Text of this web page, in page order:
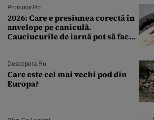
Promotor.ro
2026: Care e presiunea corectă în
anvelope pe caniculă.
Cauciucurile de iarnă pot să facă
Descopera.ro
Care este cel mai vechi pod din
Europa?